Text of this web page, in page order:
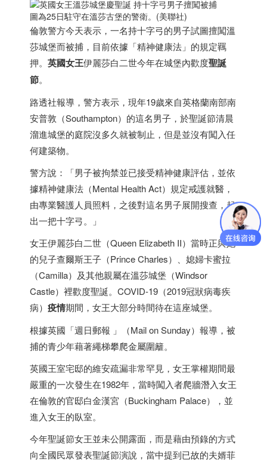
圖為25日駐守在溫莎古堡的警衛。(美聯社)
倫敦警方今天表示，一名持十字弓的男子試圖擅闖溫
莎城堡而被捕，目前依據「精神健康法」的規定羈
押。 英國女王伊麗莎白二世今年在城堡內歡度聖誕
節。
路透社報導，警方表示，現年19歲來自英格蘭南部南
安普敦（Southampton）的這名男子，於聖誕節清晨
溜進城堡的庭院沒多久就被制止，但是並沒有闖入任
何建築物。
警方說：「男子被拘禁並已接受精神健康評估，並依
據精神健康法（Mental Health Act）規定戒護就醫，
由專業醫護人員照料，之後對這名男子展開搜查，起
出一把十字弓。」
女王伊麗莎白二世（Queen Elizabeth II）當時正與她
的兒子查爾斯王子（Prince Charles）、媳婦卡蜜拉
（Camilla）及其他親屬在溫莎城堡（Windsor
Castle）裡歡度聖誕。COVID-19（2019冠狀病毒疾
病） 疫情期間，女王大部分時間待在這座城堡。
根據英國「週日郵報 」（Mail on Sunday）報導，被
捕的青少年藉著繩梯攀爬金屬圍籬。
英國王室宅邸的維安疏漏非常罕見，女王掌權期間最
嚴重的一次發生在1982年，當時闖入者爬牆潛入女王
在倫敦的官邸白金漢宮（Buckingham Palace），並
進入女王的臥室。
今年聖誕節女王並未公開露面，而是藉由預錄的方式
向全國民眾發表聖誕節演說，當中提到已故的夫婿菲